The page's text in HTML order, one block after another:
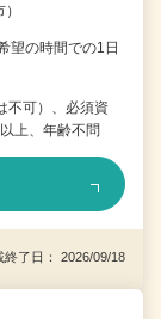
望の時間での1日
不可）、必須資
上、年齢不問
了日： 2026/09/18